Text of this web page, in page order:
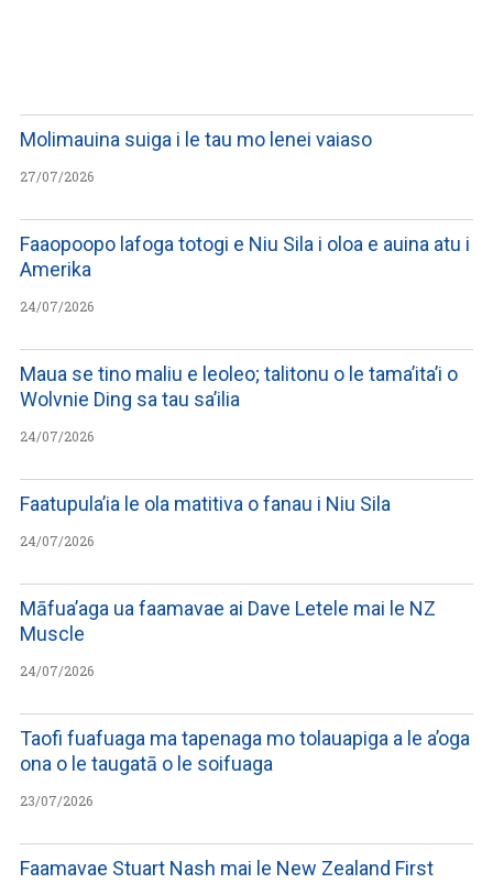
Molimauina suiga i le tau mo lenei vaiaso
27/07/2026
Faaopoopo lafoga totogi e Niu Sila i oloa e auina atu i
Amerika
24/07/2026
Maua se tino maliu e leoleo; talitonu o le tama’ita’i o
Wolvnie Ding sa tau sa’ilia
24/07/2026
Faatupula’ia le ola matitiva o fanau i Niu Sila
24/07/2026
Māfua’aga ua faamavae ai Dave Letele mai le NZ
Muscle
24/07/2026
Taofi fuafuaga ma tapenaga mo tolauapiga a le a’oga
ona o le taugatā o le soifuaga
23/07/2026
Faamavae Stuart Nash mai le New Zealand First